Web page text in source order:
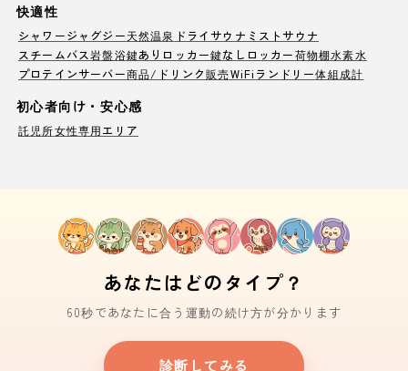
快適性
シャワージャグジー天然温泉 ドライサウナ ミストサウナ
スチームバス岩盤浴鍵ありロッカー鍵なしロッカー荷物棚水素水
プロテインサーバー商品/ドリンク販売WiFi ランドリー体組成計
初心者向け・安心感
託児所女性専用エリア
あなたはどのタイプ？
60秒であなたに合う運動の続け方が分かります
診断してみる